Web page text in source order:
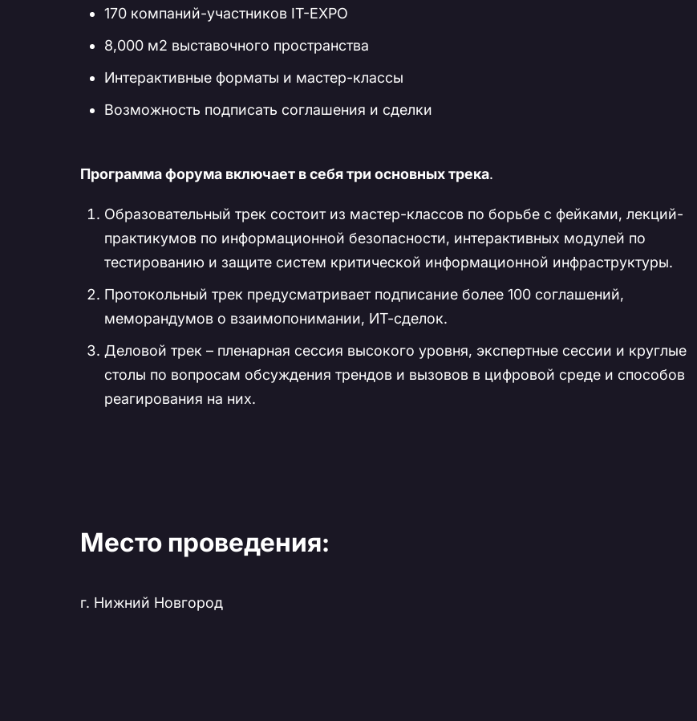
170 компаний-участников IT-EXPO
8,000 м2 выставочного пространства
Интерактивные форматы и мастер-классы
Возможность подписать соглашения и сделки
Программа форума включает в себя три основных трека.
Образовательный трек состоит из мастер-классов по борьбе с фейками, лекций-
практикумов по информационной безопасности, интерактивных модулей по
тестированию и защите систем критической информационной инфраструктуры.
Протокольный трек предусматривает подписание более 100 соглашений,
меморандумов о взаимопонимании, ИТ-сделок.
Деловой трек – пленарная сессия высокого уровня, экспертные сессии и круглые
столы по вопросам обсуждения трендов и вызовов в цифровой среде и способов
реагирования на них.
Место проведения:
г. Нижний Новгород